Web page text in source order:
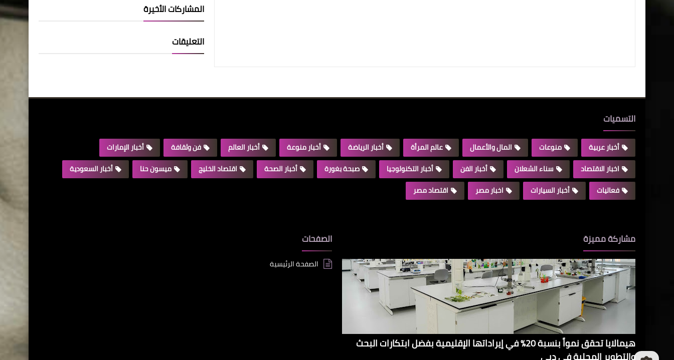
المشاركات الأخيرة
التعليقات
التسميات
أخبار عربية منوعات المال والأعمال عالم المرأة أخبار الرياضة أخبار منوعة أخبار العالم فن وثقافة
أخبار الإمارات
اخبار الاقتصاد
سناء الشعلان أخبار الفن أخبار التكنولوجيا صبحة بغورة أخبار الصحة اقتصاد الخليج ميسون حنا
أخبار السعودية
فعاليات
أخبار السيارات اخبار مصر اقتصاد مصر
مشاركة مميزة
هيمالايا تحقق نمواً بنسبة 20% في إيراداتها الإقليمية بفضل ابتكارات البحث
والتطوير المحلية في دبي
الصفحات
الصفحة الرئيسية